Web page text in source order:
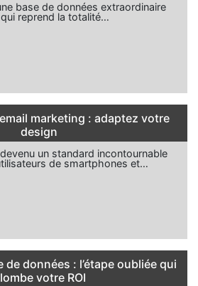
base de données extraordinaire
qui reprend la totalité…
marketing : adaptez votre
design
un standard incontournable
de smartphones et…
de données : l’étape oubliée qui
votre ROI